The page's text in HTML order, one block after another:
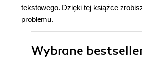
tekstowego. Dzięki tej książce
problemu.
Wybrane